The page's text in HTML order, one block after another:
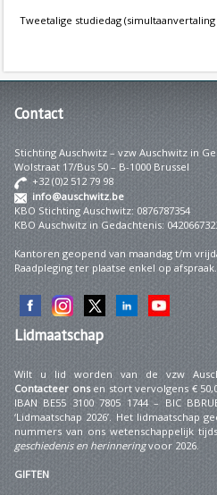
Tweetalige studiedag
Contact
Stichting Auschwitz – vzw Auschwitz in
Wolstraat 17/Bus 50 – B-1000 Brussel
+32 (0)2 512 79 98
info@auschwitz.be
KBO Stichting Auschwitz: 0876787354
KBO Auschwitz in Gedachtenis:
Kantoren geopend van maandag t/m
Raadpleging ter plaatse enkel op afspraak.
Lidmaatschap
Wilt u lid worden van de vzw
Contacteer onsen stort vervolgens €
IBAN BE55 3100 7805 1744 – BIC
‘Lidmaatschap 2026’. Het lidmaatschap
nummers van ons wetenschappelijk
geschiedenis en herinneringvoor 2026.
GIFTEN